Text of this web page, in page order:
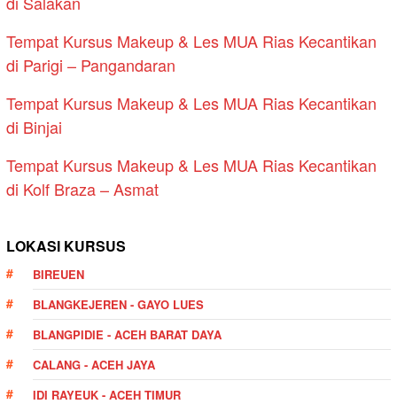
Tempat Kursus Makeup & Les MUA Rias Kecantikan
di Parigi – Pangandaran
Tempat Kursus Makeup & Les MUA Rias Kecantikan
di Binjai
Tempat Kursus Makeup & Les MUA Rias Kecantikan
di Kolf Braza – Asmat
LOKASI KURSUS
BIREUEN
BLANGKEJEREN - GAYO LUES
BLANGPIDIE - ACEH BARAT DAYA
CALANG - ACEH JAYA
IDI RAYEUK - ACEH TIMUR